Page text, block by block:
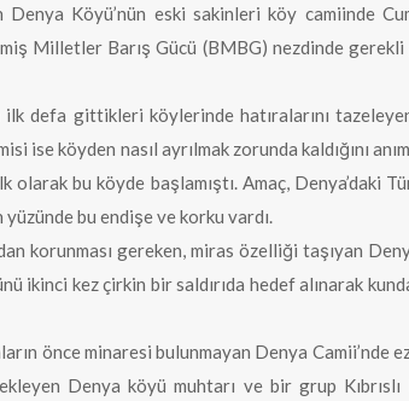
Köyü’nün eski sakinleri köy camiinde
Milletler Barış Gücü (BMBG) nezdinde
defa gittikleri köylerinde hatıralarını
ise köyden nasıl ayrılmak zorunda kaldığını
olarak bu köyde başlamıştı. Amaç, Denya’daki
yüzünde bu endişe ve korku vardı.
korunması gereken, miras özelliği taşıyan
ikinci kez çirkin bir saldırıda hedef alınarak
önce minaresi bulunmayan Denya Camii’nde
Denya köyü muhtarı ve bir grup